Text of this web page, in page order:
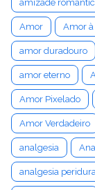
amizade
Amor Amor
amor duradouro
amor eterno
Amor Pixelado
Amor Verdadeiro
analgesia
analgesia